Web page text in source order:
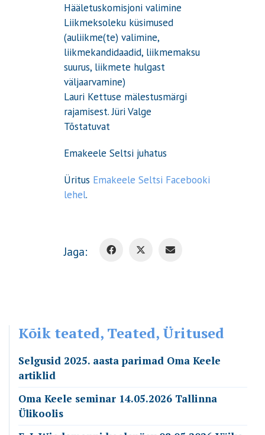
Hääletuskomisjoni valimine
Liikmeksoleku küsimused
(auliikme(te) valimine,
liikmekandidaadid, liikmemaksu
suurus, liikmete hulgast
väljaarvamine)
Lauri Kettuse mälestusmärgi
rajamisest. Jüri Valge
Tõstatuvat
Emakeele Seltsi juhatus
Üritus Emakeele Seltsi Facebooki
lehel.
Jaga:
Kõik teated, Teated, Üritused
Selgusid 2025. aasta parimad Oma Keele
artiklid
Oma Keele seminar 14.05.2026 Tallinna
Ülikoolis